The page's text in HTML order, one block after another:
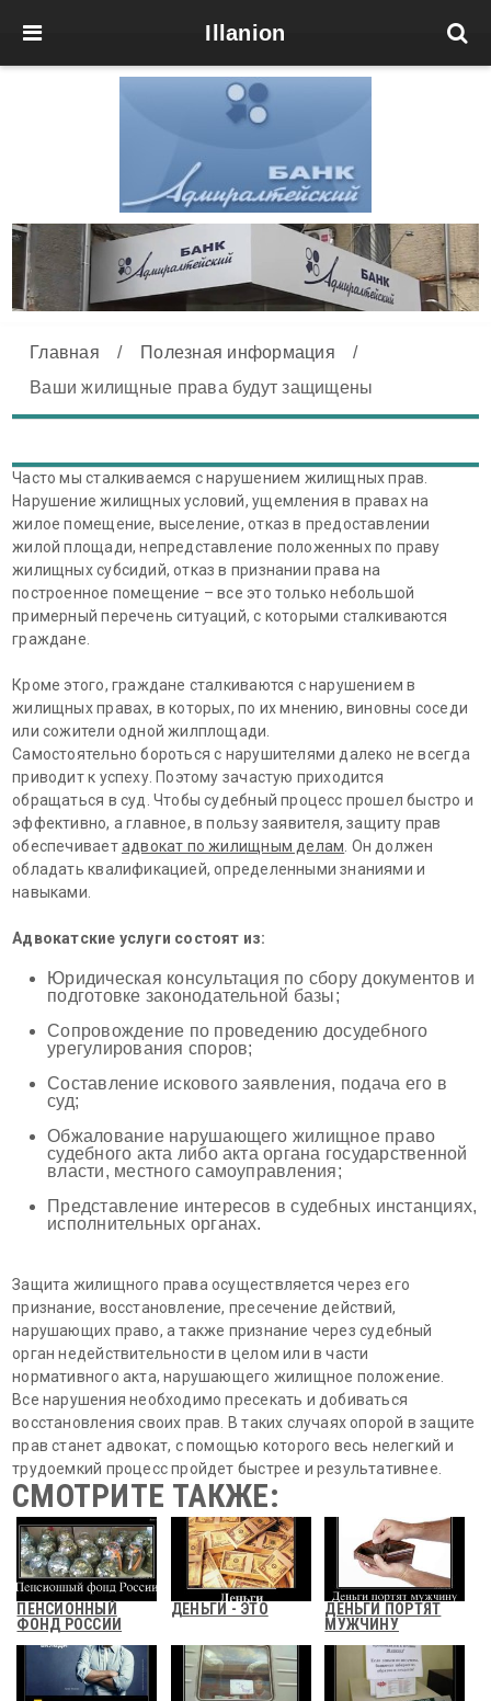
Illanion
Главная / Полезная информация
/
Ваши жилищные права будут защищены
Часто мы сталкиваемся с нарушением жилищных прав.
Нарушение жилищных условий, ущемления в правах на
жилое помещение, выселение, отказ в предоставлении
жилой площади, непредставление положенных по праву
жилищных субсидий, отказ в признании права на
построенное помещение – все это только небольшой
примерный перечень ситуаций, с которыми сталкиваются
граждане.
Кроме этого, граждане сталкиваются с нарушением в
жилищных правах, в которых, по их мнению, виновны соседи
или сожители одной жилплощади.
Самостоятельно бороться с нарушителями далеко не всегда
приводит к успеху. Поэтому зачастую приходится
обращаться в суд. Чтобы судебный процесс прошел быстро и
эффективно, а главное, в пользу заявителя, защиту прав
обеспечиваетадвокат по жилищным делам. Он должен
обладать квалификацией, определенными знаниями и
навыками.
Адвокатские услуги состоят из:
Юридическая консультация по сбору документов и
подготовке законодательной базы;
Сопровождение по проведению досудебного
урегулирования споров;
Составление искового заявления, подача его в
суд;
Обжалование нарушающего жилищное право
судебного акта либо акта органа государственной
власти, местного самоуправления;
Представление интересов в судебных инстанциях,
исполнительных органах.
Защита жилищного права осуществляется через его
признание, восстановление, пресечение действий,
нарушающих право, а также признание через судебный
орган недействительности в целом или в части
нормативного акта, нарушающего жилищное положение.
Все нарушения необходимо пресекать и добиваться
восстановления своих прав. В таких случаях опорой в защите
прав станет адвокат, с помощью которого весь нелегкий и
трудоемкий процесс пройдет быстрее и результативнее.
СМОТРИТЕ ТАКЖЕ:
ПЕНСИОННЫЙ
ФОНД РОССИИ
ДЕНЬГИ - ЭТО
ДЕНЬГИ ПОРТЯТ
МУЖЧИНУ